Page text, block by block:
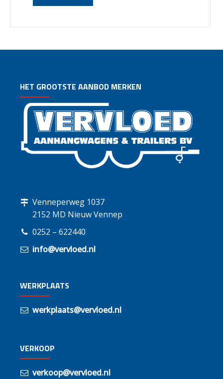
HET GROOTSTE AANBOD MERKEN
Venneperweg 1037
2152 MD Nieuw Vennep
0252 – 622440
info@vervloed.nl
WERKPLAATS
werkplaats@vervloed.nl
VERKOOP
verkoop@vervloed.nl